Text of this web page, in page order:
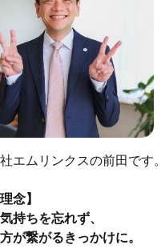
エムリンクスの前田です。
念】
持ちを忘れず、
が繋がるきっかけに。